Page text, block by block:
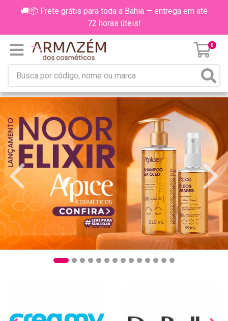
🚚📦 Frete grátis para toda a Bahia — entrega em até
72 horas úteis!
0